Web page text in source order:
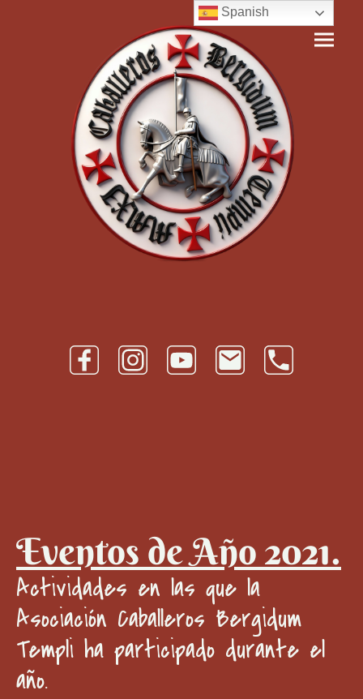
Eventos de Año 2021.
Actividades en las que la
Asociación Caballeros Bergidum
Templi ha participado durante el
año.
Spanish